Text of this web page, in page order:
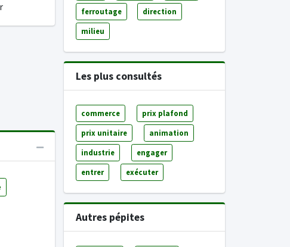
ferroutage direction
milieu
Les plus consultés
commerce prix plafond
prix unitaire animation
industrie engager
entrer exécuter
Autres pépites